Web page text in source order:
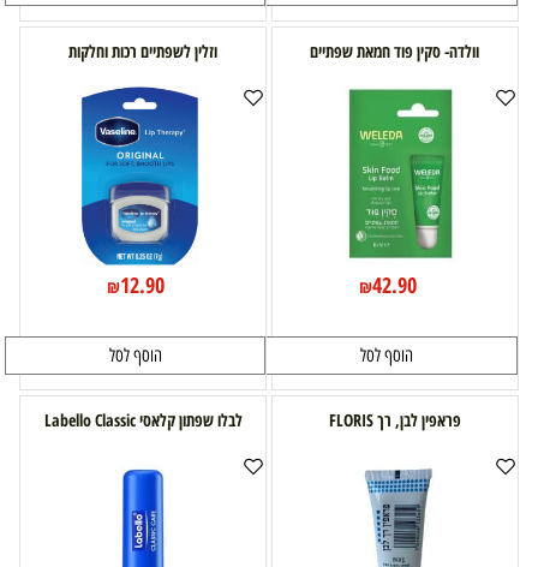
וולדה- סקין פוד חמאת שפתיים
₪42.90
הוסף לסל
וזלין לשפתיים רכות וחלקות
₪12.90
הוסף לסל
פראפין לבן, רך FLORIS לבלו שפתון קלאסי Labello Classic